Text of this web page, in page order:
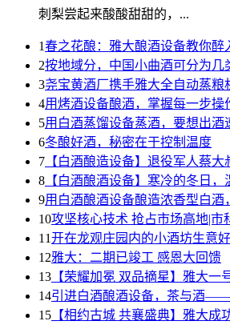
刺梨尝起来酸酸甜甜的，...
1春之花酿：雅大酿酒设备教你醉
2按地域分，中国小曲酒可分为几
3尧宝黄酒厂携手雅大全自动蒸粮
4用烤酒设备酿酒，掌握每一步操
5用白酒蒸馏设备蒸酒，要想出酒
6冬酿好酒，秘密在于控制温度
7 【白酒酿造设备】退役军人蔡
8 【白酒酿酒设备】寒冷的冬日
9用白酒酿酒设备酿造浓香型白酒
10攻坚核心技术 抢占市场高地|
11开在龙观庄园内的小酒坊生意
12雅大：二期已竣工 感恩大回馈
13 【荣耀加冕 双品摘星】雅大
14引进白酒酿酒设备，茶与酒
15 【相约古城 共襄盛典】雅大